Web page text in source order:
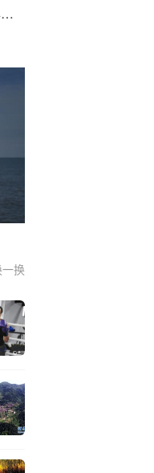
中信金融!资产发盈喜 预期上半年归母净利润同比增长约12.5%至16.3%
换